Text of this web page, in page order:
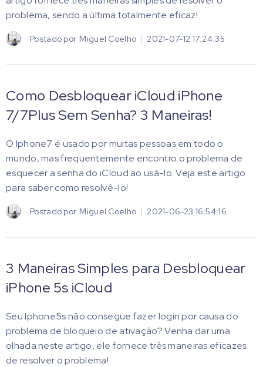
problema, sendo a última totalmente eficaz!
Postado por Miguel Coelho 2021-07-12 17:24:35
Como Desbloquear iCloud iPhone
7/7Plus Sem Senha? 3 Maneiras!
O Iphone7 é usado por muitas pessoas em todo o
mundo, mas frequentemente encontro o problema de
esquecer a senha do iCloud ao usá-lo. Veja este artigo
para saber como resolvê-lo!
Postado por Miguel Coelho 2021-06-23 16:54:16
3 Maneiras Simples para Desbloquear
iPhone 5s iCloud
Seu Iphone5s não consegue fazer login por causa do
problema de bloqueio de ativação? Venha dar uma
olhada neste artigo, ele fornece três maneiras eficazes
de resolver o problema!